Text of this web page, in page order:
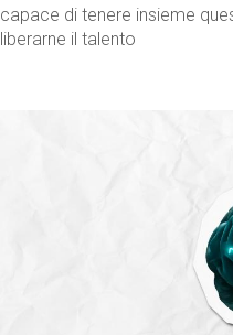
capace di tenere insieme
liberarne il talento